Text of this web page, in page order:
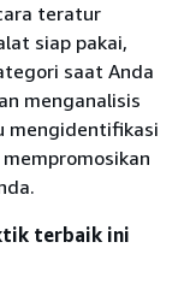
teratur
siap pakai,
saat Anda
menganalisis
mengidentifikasi
terbaik ini